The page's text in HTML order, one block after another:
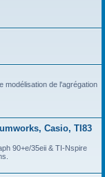
modélisation de l'agrégation
Casio, TI83
90+e/35eii & TI-Nspire